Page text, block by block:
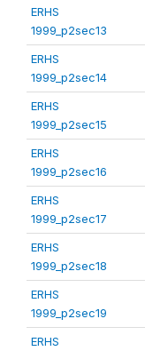
ERHS
1999_p2sec13
ERHS
1999_p2sec14
ERHS
1999_p2sec15
ERHS
1999_p2sec16
ERHS
1999_p2sec17
ERHS
1999_p2sec18
ERHS
1999_p2sec19
ERHS